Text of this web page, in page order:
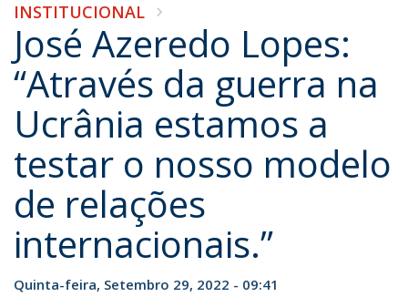
INSTITUCIONAL
José Azeredo Lopes:
“Através da guerra na
Ucrânia estamos a
testar o nosso modelo
de relações
internacionais.”
Quinta-feira, Setembro 29, 2022 - 09:41